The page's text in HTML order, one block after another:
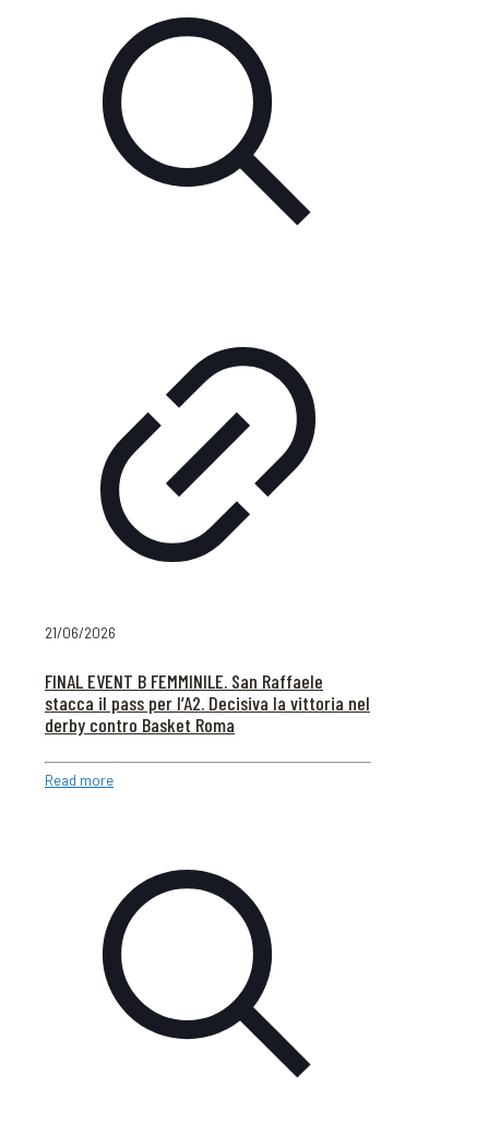
21/06/2026
FINAL EVENT B FEMMINILE. San Raffaele
stacca il pass per l’A2. Decisiva la vittoria nel
derby contro Basket Roma
Read more